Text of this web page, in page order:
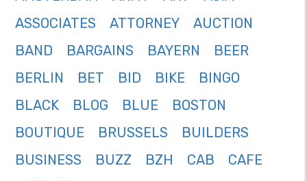
ASSOCIATES
ATTORNEY
AUCTION
BAND
BARGAINS BAYERN
BEER
BERLIN
BET BID BIKE
BINGO
BLACK
BLOG BLUE
BOSTON
BOUTIQUE
BRUSSELS
BUILDERS
BUSINESS
BUZZ BZH CAB
CAFE